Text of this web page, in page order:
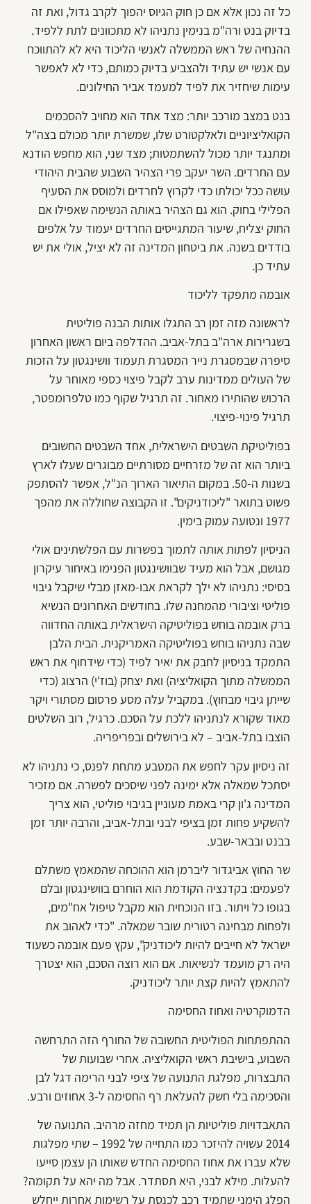
כל זה נכון אלא אם כן חוק הגיוס יהפוך לקרב גדול, ואת זה
בדיוק בנט ורה"מ בנימין נתניהו לא מתכוונים לתת ללפיד.
ההנחיה של ראש הממשלה לאנשי הליכוד היא לא להתווכח
עם אנשי יש עתיד ולהצביע בדיוק כמותם, כדי לא לאפשר
עימות שיחזיר את לפיד למעמד אביר החילונים.
בנט במצב מורכב יותר: מצד אחד הוא מחויב להסכמים
הקואליציוניים ולאלקטורט שלו, שמשרת יותר מכולם בצה"ל
ומתנגד יותר מכול להשתמטות; מצד שני, הוא מחפש הודנא
עם החרדים. השר יעקב פרי הצהיר השבוע שהבית היהודי
עושה ככל יכולתו כדי לקרוץ לחרדים ולמוסס את הסעיף
הפלילי בחוק. הוא גם הצהיר באותה הנשימה שאפילו אם
החוק יצליח, שיעור המתגייסים החרדים יעמוד על אלפים
בודדים בשנה. את ביטחון המדינה זה לא יציל, אולי את יש
עתיד כן.
אובמה מתפקד לליכוד
לראשונה מזה זמן רב התגלו אותות הבנה פוליטית
בשגרירות ארה"ב בתל-אביב. ההדלפה ביום ראשון האחרון
סיפרה שבמסגרת נייר המסגרת תעמוד וושינגטון על הזכות
של העולים ממדינות ערב לקבל פיצוי כספי מאוחר על
הרכוש שהותירו מאחור. זה תרגיל שקוף כמו טלפרומפטר,
תרגיל פינוי-פיצוי.
בפוליטיקת השבטים הישראלית, אחד השבטים החשובים
ביותר הוא זה של מזרחיים מסורתיים מבוגרים שעלו לארץ
בשנות ה-50. במקום התיאור הארוך הנ"ל, אפשר להסתפק
פשוט בתואר "ליכודניקים". זו הקבוצה שחוללה את מהפך
1977 ונטועה עמוק בימין.
הניסיון לפתות אותה לתמוך בפשרות עם הפלשתינים אולי
מגושם, אבל הוא מעיד שבוושינגטון הפנימו באיחור עיקרון
בסיסי: נתניהו לא ילך לקראת אבו-מאזן מבלי שיקבל גיבוי
פוליטי וציבורי מהמחנה שלו. בחודשים האחרונים הנשיא
ברק אובמה בוחש בפוליטיקה הישראלית באותה החדווה
שבה נתניהו בוחש בפוליטיקה האמריקנית. הבית הלבן
התמקד בניסיון לחבק את יאיר לפיד (כדי שידחוף את ראש
הממשלה מתוך הקואליציה) ואת יצחק (בוז'י) הרצוג (כדי
שייתן גיבוי מבחוץ). במקביל עלה מסע פרסום מסתורי ויקר
מאוד שקורא לנתניהו ללכת על הסכם. כרגיל, רוב השלטים
הוצבו בתל-אביב – לא בירושלים ובפריפריה.
זה ניסיון עקר לחפש את המטבע מתחת לפנס, כי נתניהו לא
יסתכל שמאלה אלא ימינה לפני שיסכים לפשרה. אם מזכיר
המדינה ג'ון קרי באמת מעוניין בגיבוי פוליטי, הוא צריך
להשקיע פחות זמן בציפי לבני ובתל-אביב, והרבה יותר זמן
בבנט ובבאר-שבע.
שר החוץ אביגדור ליברמן הוא ההוכחה שהמאמץ משתלם
לפעמים: בקדנציה הקודמת הוא הוחרם בוושינגטון ובלם
בגופו כל ויתור. בזו הנוכחית הוא מקבל טיפול אח"מים,
ולפחות מבחינה רטורית שובר שמאלה. "כדי לאהוב את
ישראל לא חייבים להיות ליכודניק", עקץ פעם אובמה כשעוד
היה רק מועמד לנשיאות. אם הוא רוצה הסכם, הוא יצטרך
להתאמץ להיות קצת יותר ליכודניק.
הדמוקרטיה ואחוז החסימה
ההתפתחות הפוליטית החשובה של החורף הזה התרחשה
השבוע, בישיבת ראשי הקואליציה. אחרי שבועות של
התבצרות, מפלגת התנועה של ציפי לבני הרימה דגל לבן
והסכימה בלי חשק להעלאת רף החסימה ל-3 אחוזים ורבע.
התאבדויות פוליטיות הן תמיד מחזה מרהיב. התנועה של
2014 עשויה להיזכר כמו התחייה של 1992 – שתי מפלגות
שלא עברו את אחוז החסימה החדש שאותו הן עצמן סייעו
להעלות. מילא לבני, היא תסתדר. אבל מה יהא על תקומה?
הפלג הימני שתמיד רכב לכנסת על רשימות אחרות ייחלש